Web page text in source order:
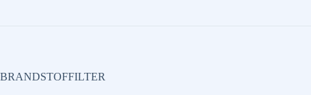
BRANDSTOFFILTER